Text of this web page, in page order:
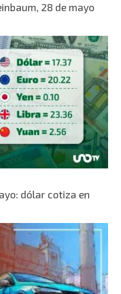
28 de mayo
dólar cotiza en